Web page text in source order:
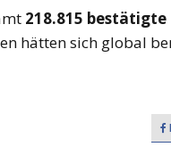
218.815 bestätigte
hätten sich global